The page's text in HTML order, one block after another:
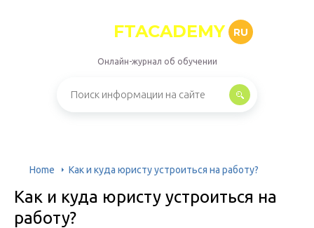
FTACADEMY RU
Онлайн-журнал об обучении
Home Как и куда юристу устроиться на работу?
Как и куда юристу устроиться на
работу?